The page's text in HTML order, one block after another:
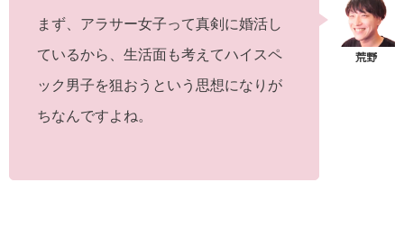
まず、アラサー女子って真剣に婚活し
ているから、生活面も考えてハイスペ
ック男子を狙おうという思想になりが
ちなんですよね。